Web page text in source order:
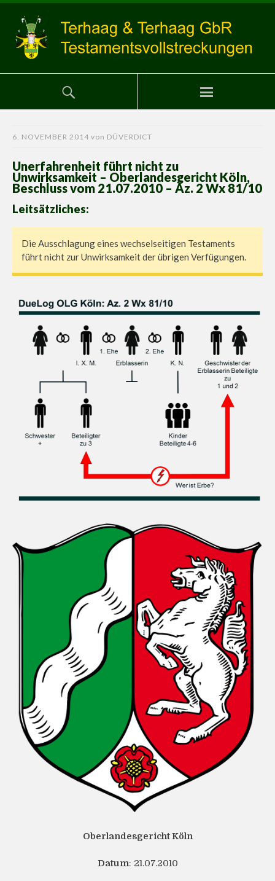
6. NOVEMBER 2014 von DÜVERDICT
Unerfahrenheit führt nicht zu
Unwirksamkeit – Oberlandesgericht Köln,
Beschluss vom 21.07.2010 – Az. 2 Wx 81/10
Leitsätzliches:
Die Ausschlagung eines wechselseitigen Testaments
führt nicht zur Unwirksamkeit der übrigen Verfügungen.
Oberlandesgericht Köln
Datum: 21.07.2010